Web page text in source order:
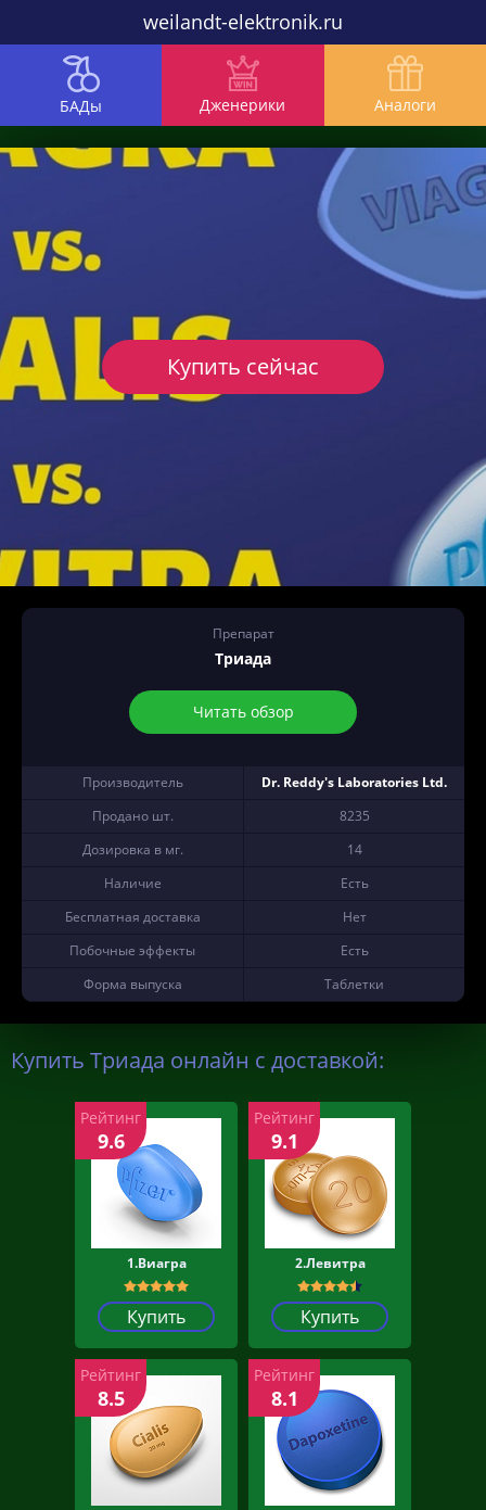
weilandt-elektronik.ru
БАДы Дженерики Аналоги
Препарат
Триада
Читать обзор
Производитель
Dr. Reddy's Laboratories Ltd.
Продано шт.
8235
Дозировка в мг.
14
Наличие
Есть
Бесплатная доставка
Нет
Побочные эффекты
Есть
Форма выпуска
Таблетки
Купить сейчас
Купить Триада онлайн с доставкой:
1.Виагра
Купить
Рейтинг
9.6
2.Левитра
Купить
Рейтинг
9.1
Рейтинг
8.5
Рейтинг
8.1